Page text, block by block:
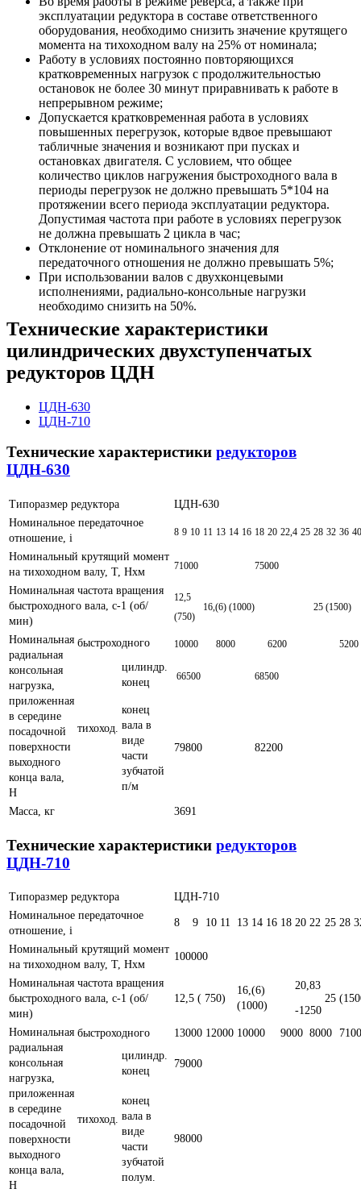
эксплуатации редуктора в составе ответственного
оборудования, необходимо снизить значение крутящего
момента на тихоходном валу на 25% от номинала;
Работу в условиях постоянно повторяющихся
кратковременных нагрузок с продолжительностью
остановок не более 30 минут приравнивать к работе в
непрерывном режиме;
Допускается кратковременная работа в условиях
повышенных перегрузок, которые вдвое превышают
табличные значения и возникают при пусках и
остановках двигателя. С условием, что общее
количество циклов нагружения быстроходного вала в
периоды перегрузок не должно превышать 5*104 на
протяжении всего периода эксплуатации редуктора.
Допустимая частота при работе в условиях перегрузок
не должна превышать 2 цикла в час;
Отклонение от номинального значения для
передаточного отношения не должно превышать 5%;
При использовании валов с двухконцевыми
исполнениями, радиально-консольные нагрузки
необходимо снизить на 50%.
Технические характеристики
цилиндрических двухступенчатых
редукторов ЦДН
ЦДН-630
ЦДН-710
Технические характеристики редукторов
ЦДН-630
Типоразмер редуктора
ЦДН-630
Номинальное передаточное
отношение, i
8 9 10 11 13 14 16 18 20 22,4 25 28 32 36 40
Номинальный крутящий момент
на тихоходном валу, Т, Нxм
71000 75000
Номинальная частота вращения
быстроходного вала, с-1 (об/
мин)
12,5
(750)
16,(6) (1000) 25 (1500)
Номинальная
радиальная
консольная
нагрузка,
приложенная
в середине
посадочной
поверхности
выходного
конца вала,
Н
быстроходного 10000 8000 6200 5200
тихоход.
цилиндр.
конец
66500 68500
конец
вала в
виде
части
зубчатой
п/м
79800 82200
Масса, кг 3691
Технические характеристики редукторов
ЦДН-710
Типоразмер редуктора
ЦДН-710
Номинальное передаточное
отношение, i
8 9 10 11 13 14 16 18 20 22 25 28
Номинальный крутящий момент
на тихоходном валу, Т, Нxм
100000
Номинальная частота вращения
быстроходного вала, с-1 (об/
мин)
12,5 ( 750)
16,(6)
(1000)
20,83
25
-1250
Номинальная
радиальная
консольная
нагрузка,
приложенная
в середине
посадочной
поверхности
выходного
конца вала,
Н
быстроходного 13000 12000 10000 9000 8000 7100
тихоход.
цилиндр.
конец
79000
конец
вала в
виде
части
зубчатой
полум.
98000